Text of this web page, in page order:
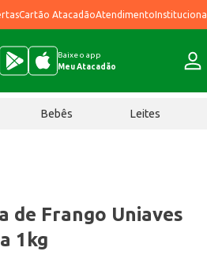
Cartão AtacadãoAtendimentoInstitucional
Baixe o app
Meu Atacadão
Bebês Leites
de Frango Uniaves
1kg